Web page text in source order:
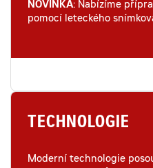
NOVINKA: Nabízíme
pomocí leteckého
TECHNOLOGIE
Moderní technologie